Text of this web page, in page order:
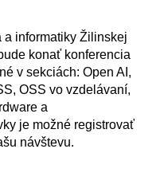
a informatiky Žilinskej
konať konferencia
v sekciách: Open AI,
OSS vo vzdelávaní,
a
je možné registrovať
návštevu.